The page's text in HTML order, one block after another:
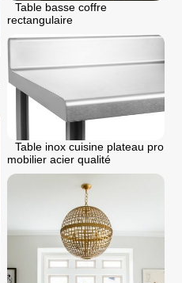
Table basse coffre
rectangulaire
Table inox cuisine plateau pro
mobilier acier qualité